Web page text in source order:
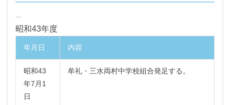
昭和43年度
年月日 内容
昭和43
年7月1
日
牟礼・三水両村中学校組合発足する。